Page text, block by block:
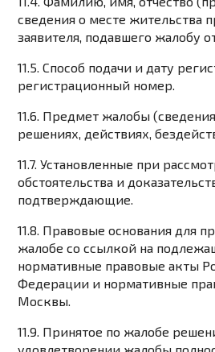
сведения о месте жительства
заявителя, подавшего жалобу
11.5. Способ подачи и дату
регистрационный номер.
11.6. Предмет жалобы
решениях, действиях,
11.7. Установленные при
обстоятельства и
подтверждающие.
11.8. Правовые основания для
жалобе со ссылкой на
нормативные правовые акты
Федерации и нормативные
Москвы.
11.9. Принятое по жалобе